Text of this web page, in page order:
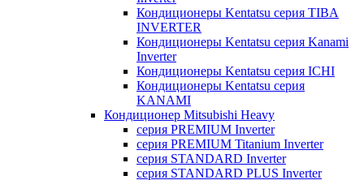
Кондиционеры Kentatsu серия TIBA
INVERTER
Кондиционеры Kentatsu серия Kanami
Inverter
Кондиционеры Kentatsu серия ICHI
Кондиционеры Kentatsu серия
KANAMI
Кондиционер Mitsubishi Heavy
серия PREMIUM Inverter
серия PREMIUM Titanium Inverter
серия STANDARD Inverter
серия STANDARD PLUS Inverter